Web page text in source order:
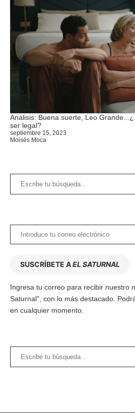
Análisis: Buena suerte, Leo
ser legal?
septiembre 15, 2023
Moisés Moca
SUSCRÍBETE AEL SATURNAL
Ingresa tu correo para recibir nuestro
Saturnal", con lo más destacado.
en cualquier momento.